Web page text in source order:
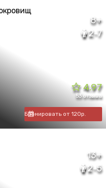
8+
2-7
4.97
53 отзыва
Бронировать от 120р.
13+
2-5